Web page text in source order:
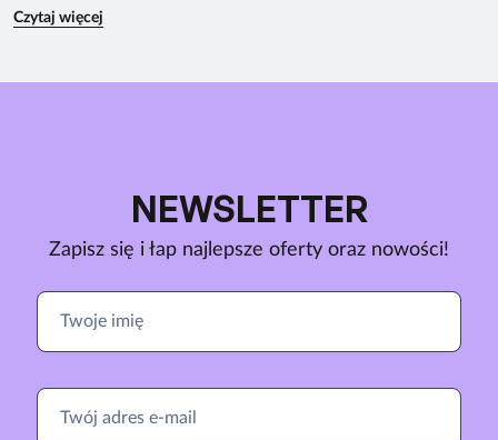
Czytaj więcej
NEWSLETTER
Zapisz się i łap najlepsze oferty oraz nowości!